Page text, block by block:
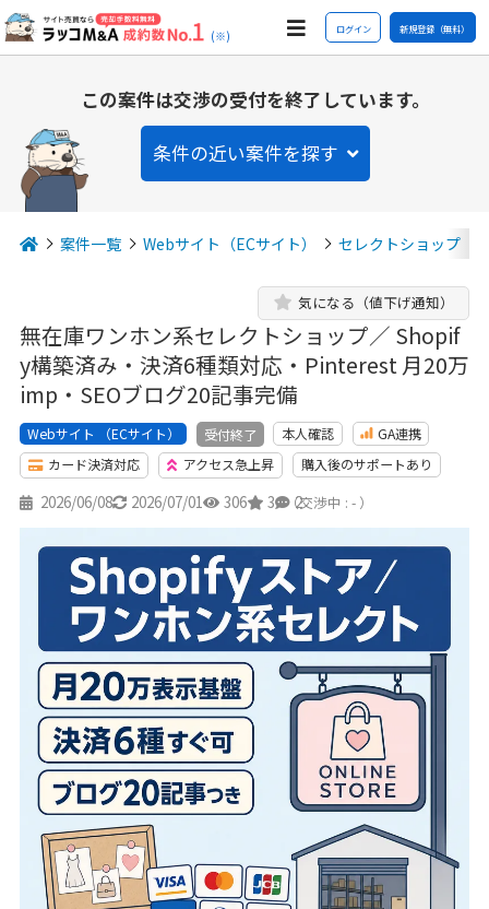
(※) ログイン 新規登録（無料）
この案件は交渉の受付を終了しています。
条件の近い案件を探す
案件一覧 Webサイト（ECサイト） セレクトショップ
無在庫ワンホン系セレクトショップ／ Shopif
y構築済み・決済6種類対応・Pinterest 月20万
imp・SEOブログ20記事完備
気になる（値下げ通知）
Webサイト （ECサイト） 受付終了 本人確認
GA連携
カード決済対応
アクセス急上昇 購入後のサポートあり
2026/06/08 2026/07/01 306 3 2
（交渉中 : - ）